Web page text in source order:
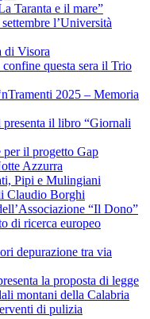
Taranta e il mare”
l’Università
di Visora
questa sera il Trio
2025 – Memoria
il libro “Giornali
per il progetto Gap
Azzurra
Pipi e Mulingiani
Borghi
“Il Dono”
di ricerca europeo
depurazione tra via
la proposta di legge
montani della Calabria
di pulizia